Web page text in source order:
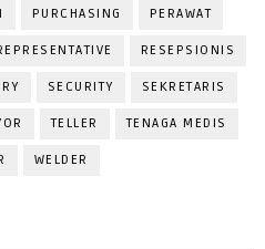
PURCHASING PERAWAT
RESEPSIONIS
SECURITY SEKRETARIS
TELLER TENAGA MEDIS
WELDER